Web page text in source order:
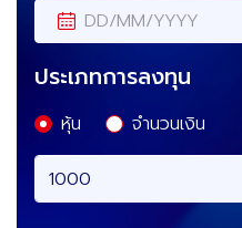
ประเภทการลงทุน
หุ้น จำนวนเงิน